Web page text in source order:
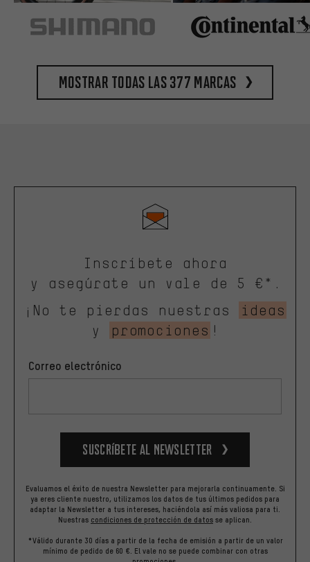
Mostrar todas las 377 marcas
Inscríbete ahora
y asegúrate un vale de 5 €*.
¡No te pierdas nuestras
ideas
y
promociones !
Correo electrónico
Suscríbete al newsletter
Evaluamos el éxito de nuestra Newsletter para mejorarla continuamente. Si
ya eres cliente nuestro, utilizamos los datos de tus últimos pedidos para
adaptar la Newsletter a tus intereses, haciéndola así más valiosa para ti.
Nuestras condiciones de protección de datos se aplican.
*Válido durante 30 días a partir de la fecha de emisión a partir de un valor
mínimo de pedido de 60 €. El vale no se puede combinar con otras